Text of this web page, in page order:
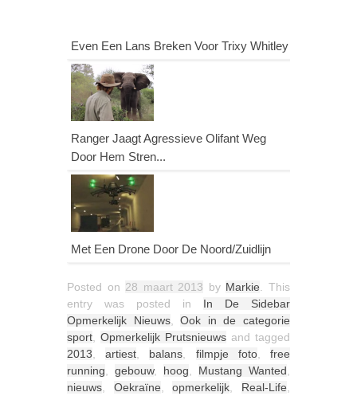
Even Een Lans Breken Voor Trixy Whitley
Ranger Jaagt Agressieve Olifant Weg
Door Hem Stren...
Met Een Drone Door De Noord/Zuidlijn
Posted on 28 maart 2013 by Markie . This
entry was posted in In De Sidebar
Opmerkelijk Nieuws,Ook in de categorie
sport
Opmerkelijk Prutsnieuws and tagged
2013 ,artiest balans filmpje foto,free
running
gebouw, hoog Mustang Wanted
nieuws
Oekraïne ,opmerkelijk Real-Life